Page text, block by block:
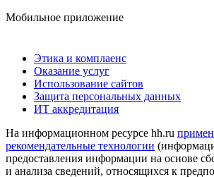
Мобильное приложение
Этика и комплаенс
Оказание услуг
Использование сайтов
Защита персональных данных
ИТ аккредитация
На информационном ресурсе hh.ru
рекомендательные технологии
предоставления информации на основе
и анализа сведений, относящихся к